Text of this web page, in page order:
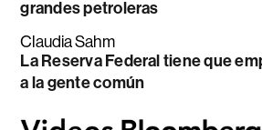
grandes petroleras
Claudia Sahm
La Reserva Federal tiene que
a la gente común